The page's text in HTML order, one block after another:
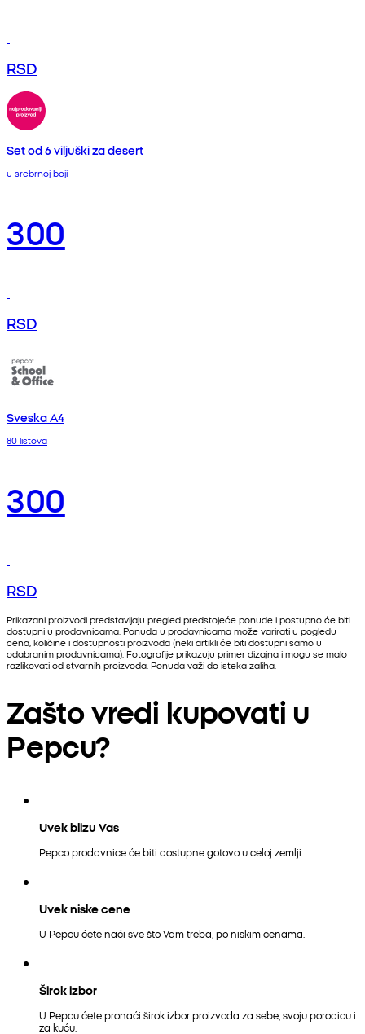
RSD
Set od 6 viljuški za desert
u srebrnoj boji
300
RSD
Sveska A4
80 listova
300
RSD
Prikazani proizvodi predstavljaju pregled predstojeće ponude i postupno će biti
dostupni u prodavnicama. Ponuda u prodavnicama može varirati u pogledu
cena, količine i dostupnosti proizvoda (neki artikli će biti dostupni samo u
odabranim prodavnicama). Fotografije prikazuju primer dizajna i mogu se malo
razlikovati od stvarnih proizvoda. Ponuda važi do isteka zaliha.
Zašto vredi kupovati u
Pepcu?
Uvek blizu Vas
Pepco prodavnice će biti dostupne gotovo u celoj zemlji.
Uvek niske cene
U Pepcu ćete naći sve što Vam treba, po niskim cenama.
Širok izbor
U Pepcu ćete pronaći širok izbor proizvoda za sebe, svoju porodicu i
za kuću.